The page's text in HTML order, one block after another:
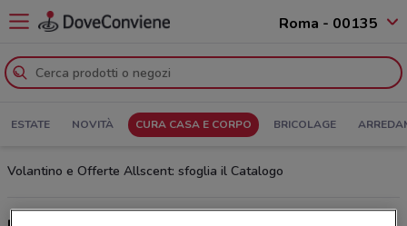
Roma - 00135
ESTATE NOVITÀ CURA CASA E CORPO BRICOLAGE
Volantino e Offerte Allscent: sfoglia il Catalogo